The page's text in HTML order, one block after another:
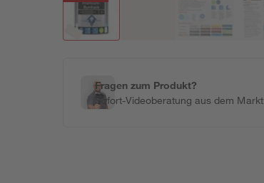
Fragen zum Produkt?
Sofort-Videoberatung aus dem Markt